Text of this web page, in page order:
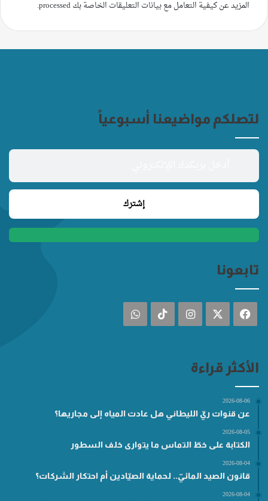
المزيد عن كيفية التعامل مع بيانات التعليقات الخاصة بك processed
.
لتصلكم مواضيعنا أسبوعياً
تابعونا
فيسبوك انستقرام ‫TikTokواتساب
الأكثر قراءة
2026-08-06
عن قنوات ريّ الليطاني هل عادت المياه إلى مجاريها؟
2026-08-05
الكتابة على خطّ التماس ما يتوارى خلف السطور
2026-08-04
قانون الصيد المائيّ.. لحماية الصيّادين أم احتكار الشركات؟
2026-08-04